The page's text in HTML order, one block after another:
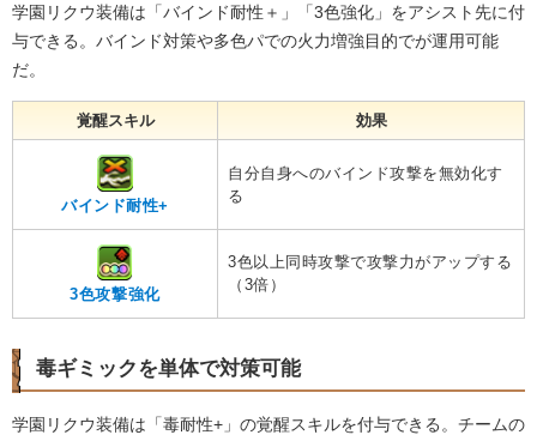
学園リクウ装備は「バインド耐性＋」「3色強化」をアシスト先に付
与できる。バインド対策や多色パでの火力増強目的でが運用可能
だ。
覚醒スキル 効果
バインド耐性+
自分自身へのバインド攻撃を無効化す
る
3色攻撃強化
3色以上同時攻撃で攻撃力がアップする
（3倍）
毒ギミックを単体で対策可能
学園リクウ装備は「毒耐性+」の覚醒スキルを付与できる。チームの